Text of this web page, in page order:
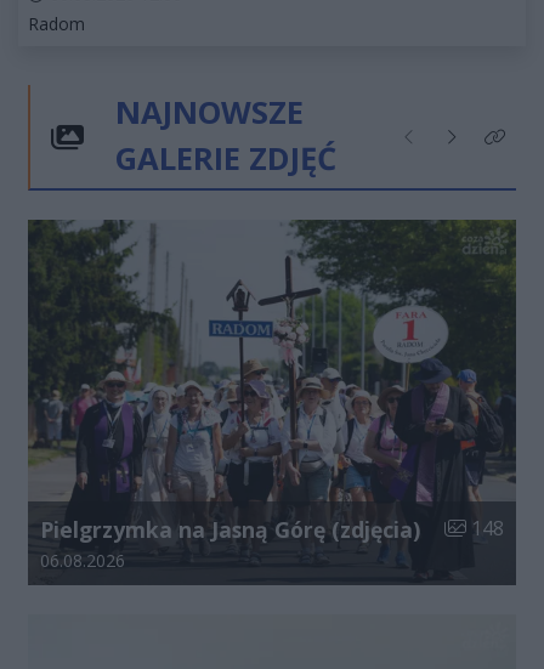
Kategorie artykułu:
Radom
NAJNOWSZE
GALERIE ZDJĘĆ
Poprzednie
NastępneKliknij
Pielgrzymka na Jasną Górę (zdjęcia) Liczba
148
Data dodania galerii:
06.08.2026